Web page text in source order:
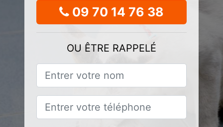
09 70 14 76 38
OU ÊTRE RAPPELÉ